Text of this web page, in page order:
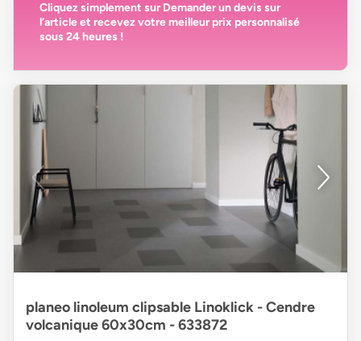
Cliquez simplement sur Demander un devissur
l’article et recevez votremeilleur prix personnalisé
sous 24 heures !
planeo linoleum clipsable Linoklick - Cendre
volcanique 60x30cm - 633872